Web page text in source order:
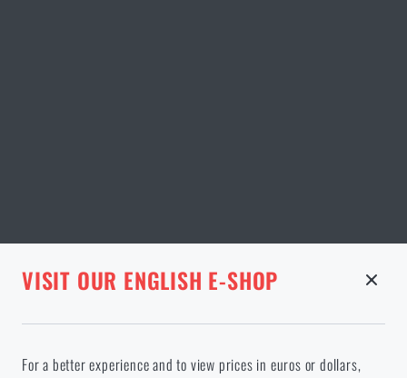
STRÁNKA V DANÉM JAZYCE NEEXISTUJE
Ve vámi vybraném jazyce stránka neexistuje. Můžete tedy zůstat
VISIT OUR ENGLISH E-SHOP
For a better experience and to view prices in euros or dollars,